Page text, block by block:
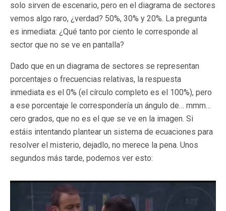
solo sirven de escenario, pero en el diagrama de sectores
vemos algo raro, ¿verdad? 50%, 30% y 20%. La pregunta
es inmediata: ¿Qué tanto por ciento le corresponde al
sector que no se ve en pantalla?
Dado que en un diagrama de sectores se representan
porcentajes o frecuencias relativas, la respuesta
inmediata es el 0% (el círculo completo es el 100%), pero
a ese porcentaje le correspondería un ángulo de… mmm…
cero grados, que no es el que se ve en la imagen. Si
estáis intentando plantear un sistema de ecuaciones para
resolver el misterio, dejadlo, no merece la pena. Unos
segundos más tarde, podemos ver esto: